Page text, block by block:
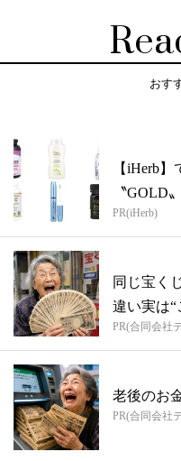
おす
【iHerb
〝GOLD
PR(iHerb)
同じ宝く
違い実は“
PR(合同会社
老後のお
PR(合同会社